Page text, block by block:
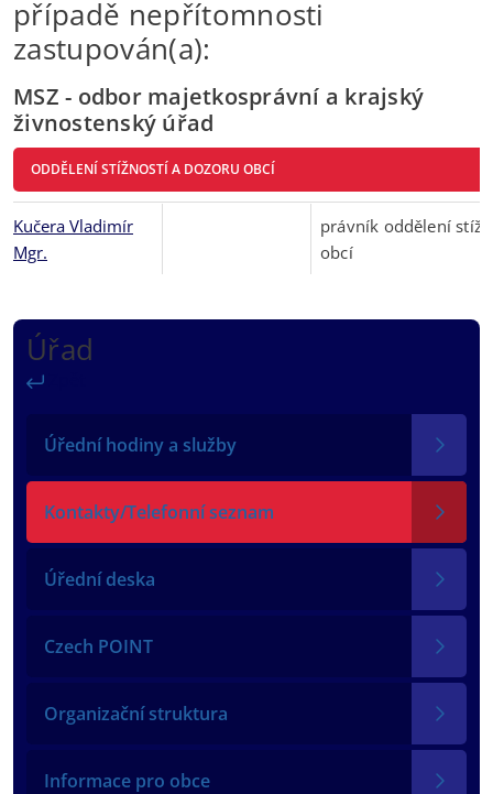
Úřad
Úřední hodiny a služby
Kontakty/Telefonní seznam
Úřední deska
Czech POINT
Organizační struktura
Informace pro obce
případě nepřítomnosti
zastupován(a):
MSZ - odbor majetkosprávní a krajský
živnostenský úřad
ODDĚLENÍ STÍŽNOSTÍ A DOZORU OBCÍ
Kučera Vladimír
Mgr.
právník oddělení
obcí